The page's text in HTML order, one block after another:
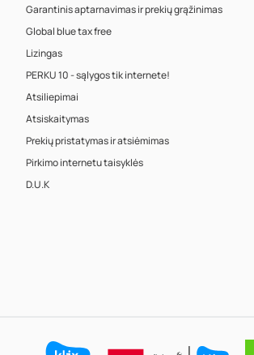
Garantinis aptarnavimas ir prekių grąžinimas
Global blue tax free
Lizingas
PERKU 10 - sąlygos tik internete!
Atsiliepimai
Atsiskaitymas
Prekių pristatymas ir atsiėmimas
Pirkimo internetu taisyklės
D.U.K